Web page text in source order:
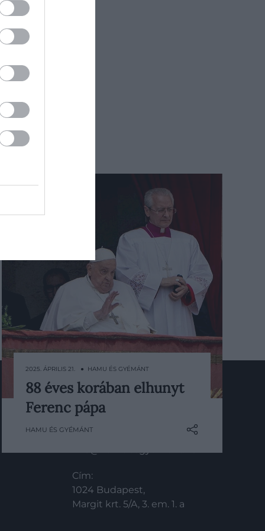
Április 21-én, 88 éves korában
elhunyt a katolikus egyház vezetője,
Ferenc pápa. A hírt Kevin Ferrell
2025. ÁPRILIS 21. ● HAMU ÉS GYÉMÁNT
88 éves korában elhunyt
Ferenc pápa
HAMU ÉS GYÉMÁNT
KAPCSOLAT
Email:
Cím:
1024 Budapest,
Margit krt. 5/A, 3. em. 1. a